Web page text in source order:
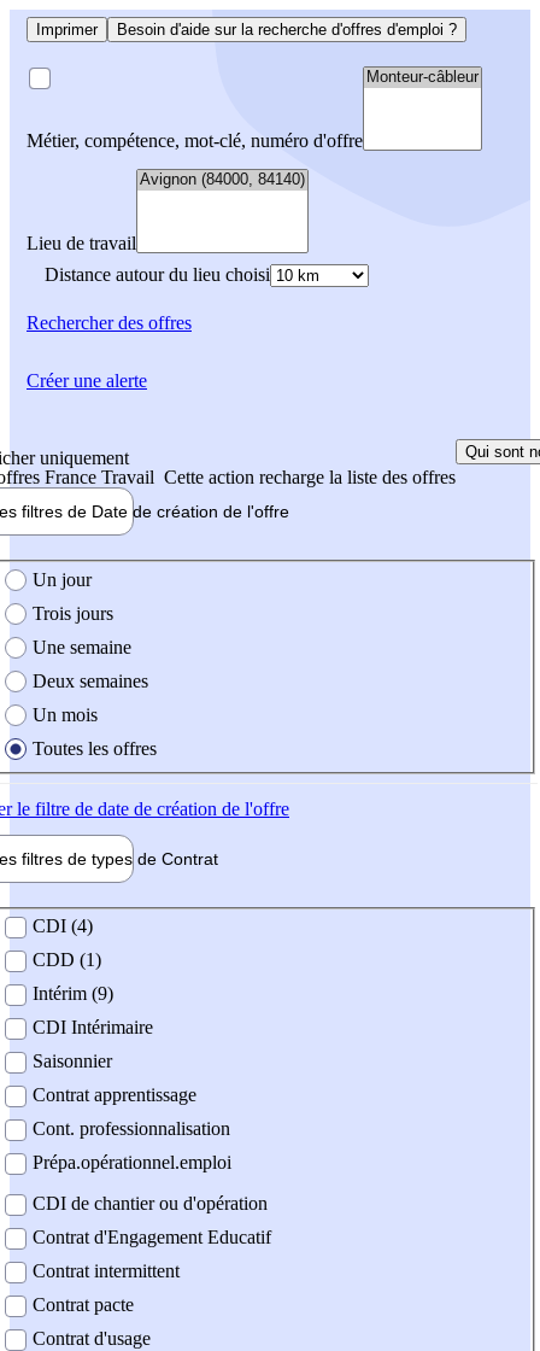
Imprimer Besoin d'aide sur la recherche d'offres d'emploi ?
Métier, compétence, mot-clé, numéro d'offre
Lieu de travail
Distance autour du lieu choisi
Rechercherdes offres
uniquement
France Travail Cette action recharge la liste des offres
Qui sont
filtres de Date de création de l'offre
création de l'offre
Un jour
Trois jours
Une semaine
Deux semaines
Un mois
Toutes les offres
le filtre de date de création de l'offre
filtres de types de Contrat
contrat
CDI (4)
CDD (1)
Intérim (9)
CDI Intérimaire
Saisonnier
Contrat apprentissage
Cont. professionnalisation
Prépa.opérationnel.emploi
CDI de chantier ou d'opération
Contrat d'Engagement Educatif
Contrat intermittent
Contrat pacte
Contrat d'usage
Créer une alerte